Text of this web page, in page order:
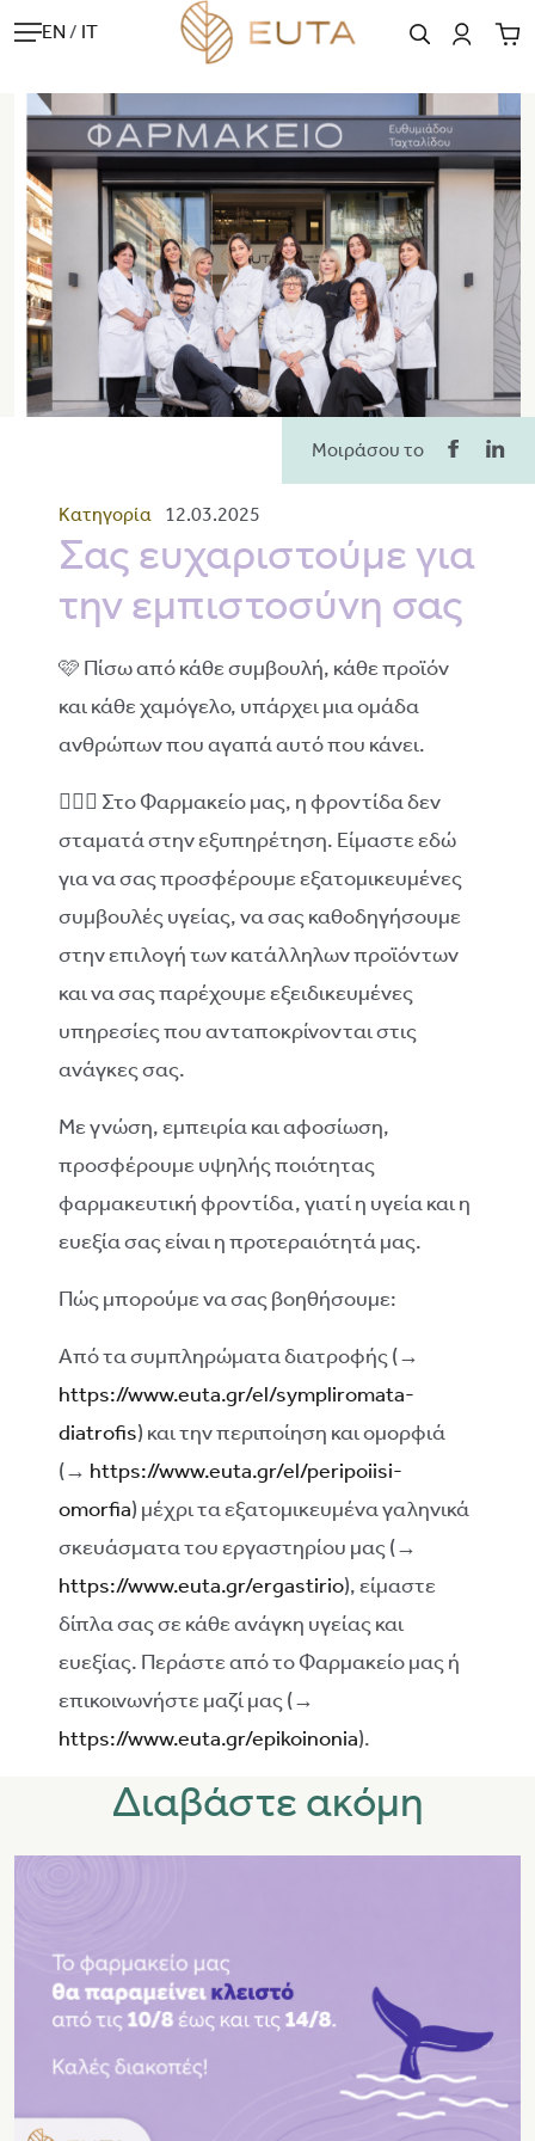
EN / IT
Μοιράσου το
Κατηγορία 12.03.2025
Σας ευχαριστούμε για
την εμπιστοσύνη σας
🩷 Πίσω από κάθε συμβουλή, κάθε προϊόν
και κάθε χαμόγελο, υπάρχει μια ομάδα
ανθρώπων που αγαπά αυτό που κάνει.
👩🏻‍⚕️ Στο Φαρμακείο μας, η φροντίδα δεν
σταματά στην εξυπηρέτηση. Είμαστε εδώ
για να σας προσφέρουμε εξατομικευμένες
συμβουλές υγείας, να σας καθοδηγήσουμε
στην επιλογή των κατάλληλων προϊόντων
και να σας παρέχουμε εξειδικευμένες
υπηρεσίες που ανταποκρίνονται στις
ανάγκες σας.
Με γνώση, εμπειρία και αφοσίωση,
προσφέρουμε υψηλής ποιότητας
φαρμακευτική φροντίδα, γιατί η υγεία και η
ευεξία σας είναι η προτεραιότητά μας.
Πώς μπορούμε να σας βοηθήσουμε:
Από τα συμπληρώματα διατροφής (→
https://www.euta.gr/el/sympliromata-
diatrofis) και την περιποίηση και ομορφιά
(→ https://www.euta.gr/el/peripoiisi-
omorfia) μέχρι τα εξατομικευμένα γαληνικά
σκευάσματα του εργαστηρίου μας (→
https://www.euta.gr/ergastirio), είμαστε
δίπλα σας σε κάθε ανάγκη υγείας και
ευεξίας. Περάστε από το Φαρμακείο μας ή
επικοινωνήστε μαζί μας (→
https://www.euta.gr/epikoinonia).
Διαβάστε ακόμη